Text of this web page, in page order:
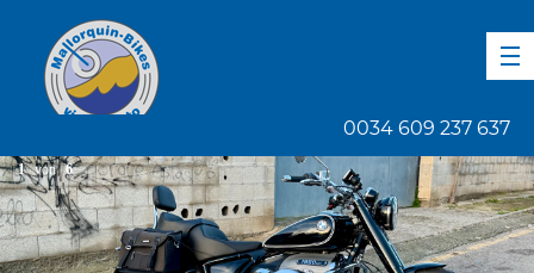
0034 609 237 637
1 von 6